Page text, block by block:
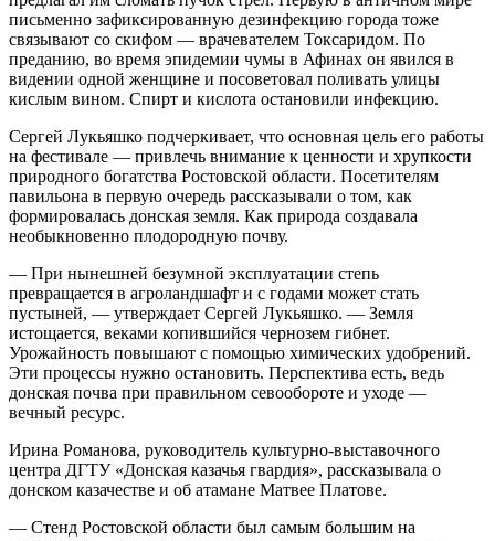
письменно зафиксированную дезинфекцию города тоже
связывают со скифом — врачевателем Токсаридом. По
преданию, во время эпидемии чумы в Афинах он явился в
видении одной женщине и посоветовал поливать улицы
кислым вином. Спирт и кислота остановили инфекцию.
Сергей Лукьяшко подчеркивает, что основная цель его работы
на фестивале — привлечь внимание к ценности и хрупкости
природного богатства Ростовской области. Посетителям
павильона в первую очередь рассказывали о том, как
формировалась донская земля. Как природа создавала
необыкновенно плодородную почву.
— При нынешней безумной эксплуатации степь
превращается в агроландшафт и с годами может стать
пустыней, — утверждает Сергей Лукьяшко. — Земля
истощается, веками копившийся чернозем гибнет.
Урожайность повышают с помощью химических удобрений.
Эти процессы нужно остановить. Перспектива есть, ведь
донская почва при правильном севообороте и уходе —
вечный ресурс.
Ирина Романова, руководитель культурно-выставочного
центра ДГТУ «Донская казачья гвардия», рассказывала о
донском казачестве и об атамане Матвее Платове.
— Стенд Ростовской области был самым большим на